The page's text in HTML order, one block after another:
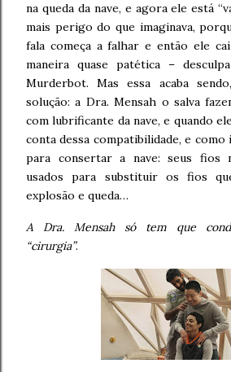
na queda da nave, e agora ele está
mais perigo do que imaginava,
fala começa a falhar e então ele
maneira quase patética –
Murderbot. Mas essa acaba
solução: a Dra. Mensah o salva
com lubrificante da nave, e quando
conta dessa compatibilidade, e como
para consertar a nave: seus fios
usados para substituir os fios
explosão e queda…
A Dra. Mensah só tem que
“cirurgia”.